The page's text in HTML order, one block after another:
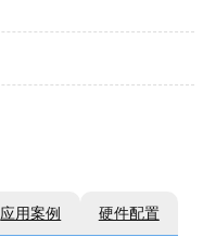
应用案例 硬件配置